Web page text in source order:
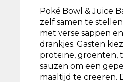
Poké Bowl & Juice
zelf samen te
met verse sappen
drankjes. Gasten
proteïne, groenten,
sauzen om een
maaltijd te creëren.